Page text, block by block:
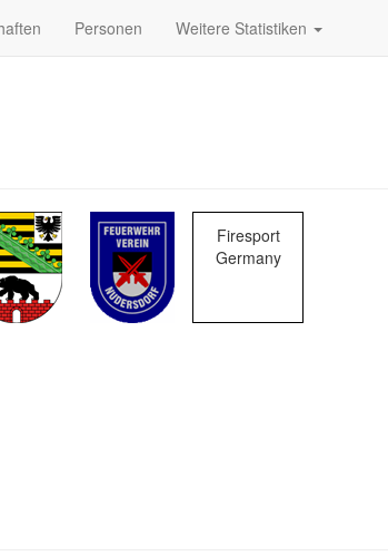
Personen Weitere Statistiken
Firesport
Germany